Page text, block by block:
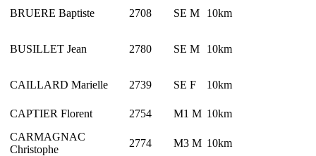
BRUERE Baptiste
2708 SE M 10km
BUSILLET Jean 2780 SE M 10km
CAILLARD Marielle 2739 SE F 10km
CAPTIER Florent 2754 M1 M 10km
CARMAGNAC
Christophe
2774 M3 M 10km